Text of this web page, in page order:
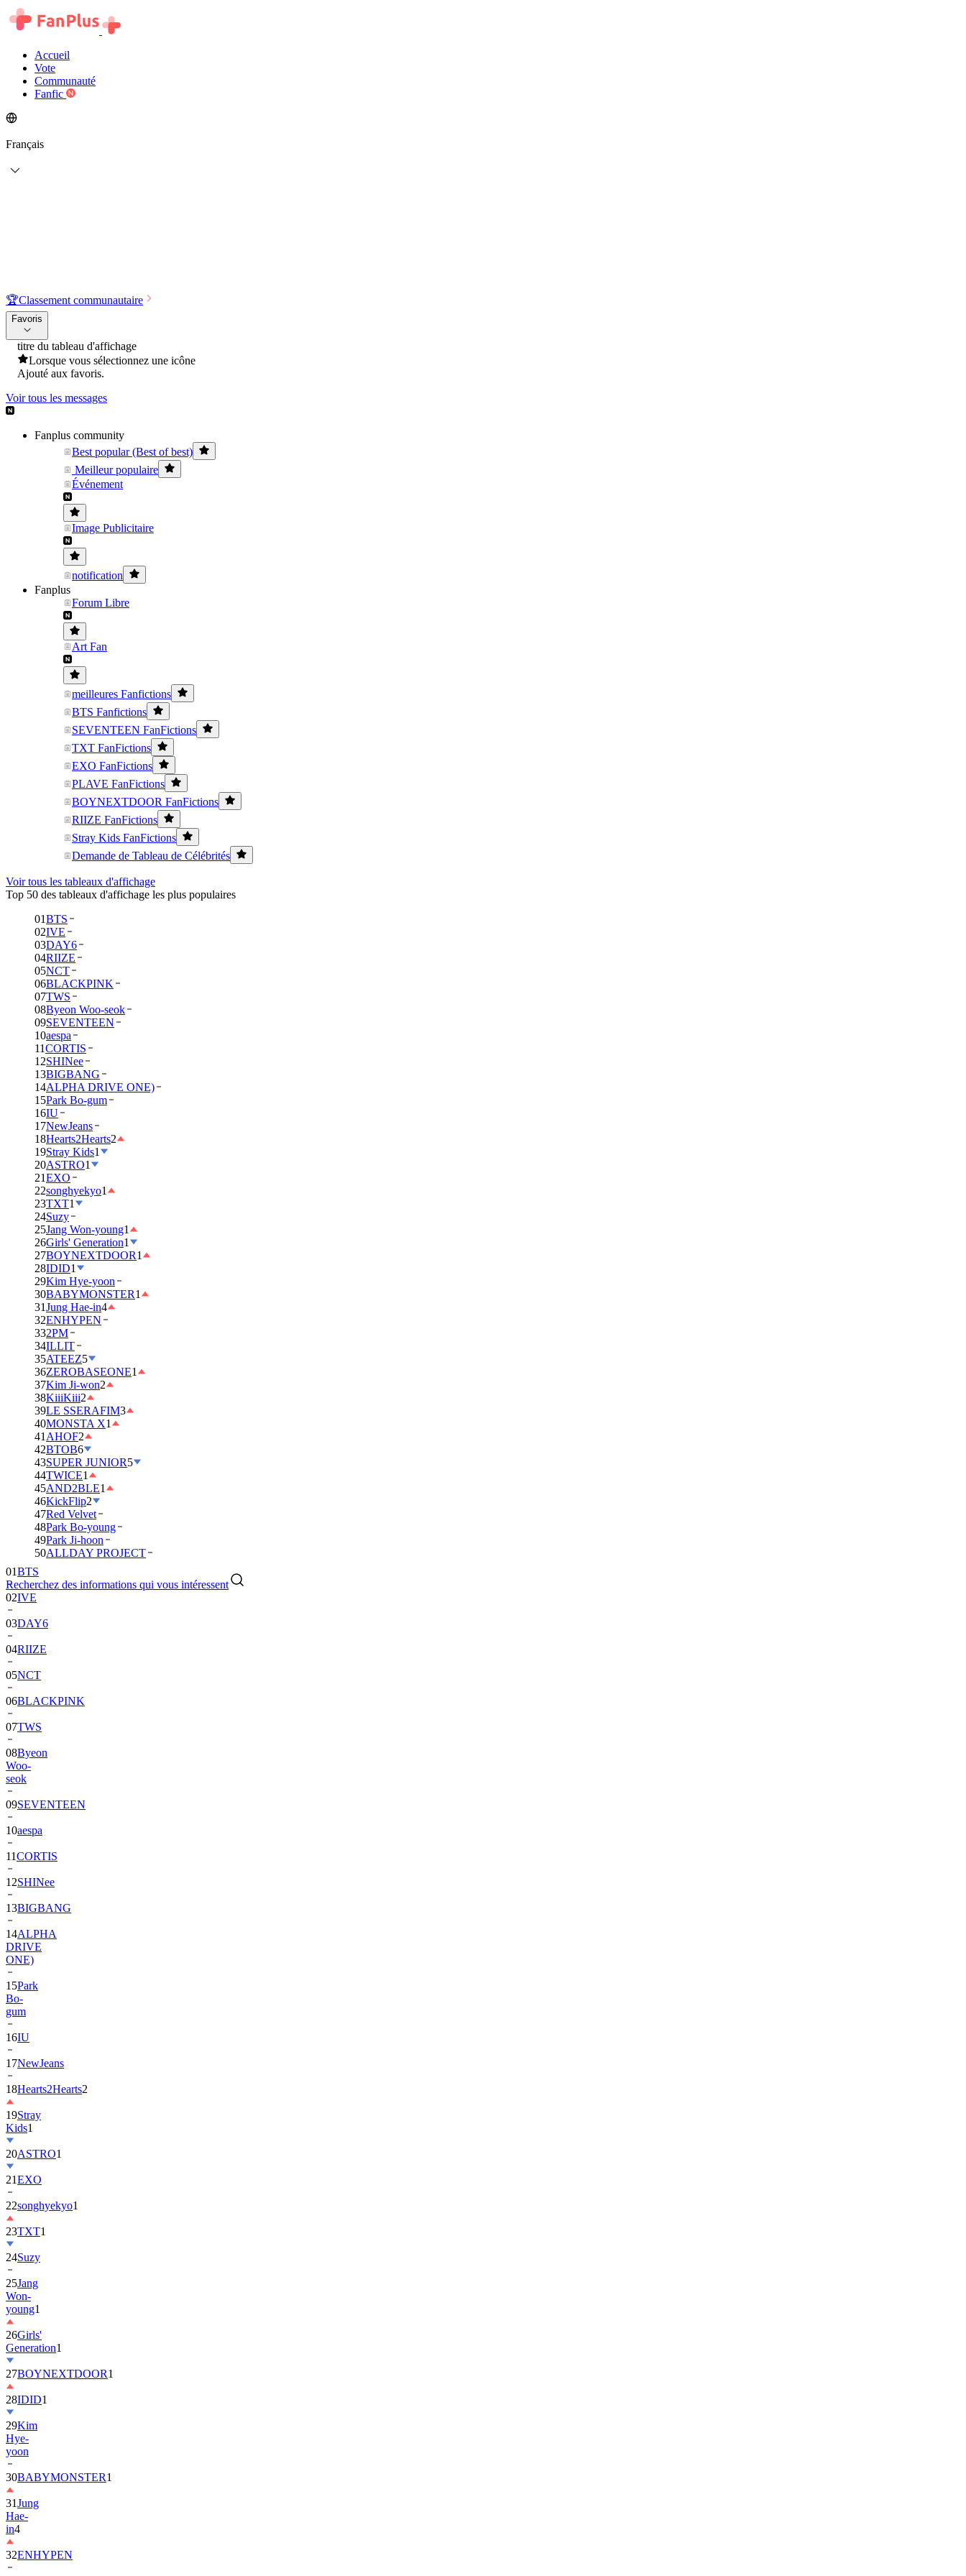
Accueil
Vote
Communauté
Fanfic
Français
🏆Classement communautaire
Favoris
titre du tableau d'affichage
Lorsque vous sélectionnez une icône
Ajouté aux favoris.
Voir tous les messages
Fanplus community
Best popular (Best of best)
Meilleur populaire
Événement
Image Publicitaire
notification
Fanplus
Forum Libre
Art Fan
meilleures Fanfictions
BTS Fanfictions
SEVENTEEN FanFictions
TXT FanFictions
EXO FanFictions
PLAVE FanFictions
BOYNEXTDOOR FanFictions
RIIZE FanFictions
Stray Kids FanFictions
Demande de Tableau de Célébrités
Voir tous les tableaux d'affichage
Top 50 des tableaux d'affichage les plus populaires
01BTS
02IVE
03DAY6
04RIIZE
05NCT
06BLACKPINK
07TWS
08Byeon Woo-seok
09SEVENTEEN
10aespa
11CORTIS
12SHINee
13BIGBANG
14ALPHA DRIVE ONE)
15Park Bo-gum
16IU
17NewJeans
18Hearts2Hearts2
19Stray Kids1
20ASTRO1
21EXO
22songhyekyo1
23TXT1
24Suzy
25Jang Won-young1
26Girls' Generation1
27BOYNEXTDOOR1
28IDID1
29Kim Hye-yoon
30BABYMONSTER1
31Jung Hae-in4
32ENHYPEN
332PM
34ILLIT
35ATEEZ5
36ZEROBASEONE1
37Kim Ji-won2
38KiiiKiii2
39LE SSERAFIM3
40MONSTA X1
41 AHOF2
42BTOB6
43SUPER JUNIOR5
44TWICE1
45AND2BLE1
46KickFlip2
47Red Velvet
48Park Bo-young
49Park Ji-hoon
50ALLDAY PROJECT
Recherchez des informations qui vous intéressent
BTS
02IVE
03DAY6
04RIIZE
05NCT
06BLACKPINK
07TWS
08Byeon
Woo-
seok
09SEVENTEEN
10aespa
11CORTIS
12SHINee
13BIGBANG
14ALPHA
DRIVE
ONE)
15Park
Bo-
gum
16IU
17NewJeans
18Hearts2Hearts
19Stray
Kids
20ASTRO
21EXO
22songhyekyo
23TXT1
24Suzy
25Jang
Won-
young1
26Girls'
Generation
27BOYNEXTDOOR
28IDID1
29Kim
Hye-
yoon
30BABYMONSTER
31Jung
Hae-
in4
32ENHYPEN
332PM